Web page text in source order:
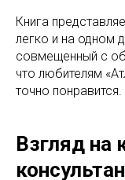
Книга
легко и на одном
совмещенный с
что любителям
точно понравится.
Взгляд на